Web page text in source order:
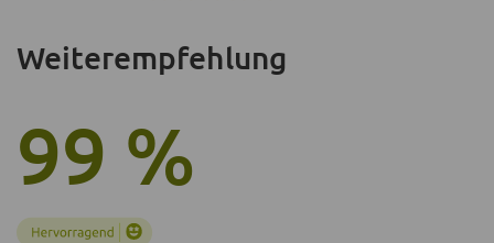
Weiterempfehlung
99 %